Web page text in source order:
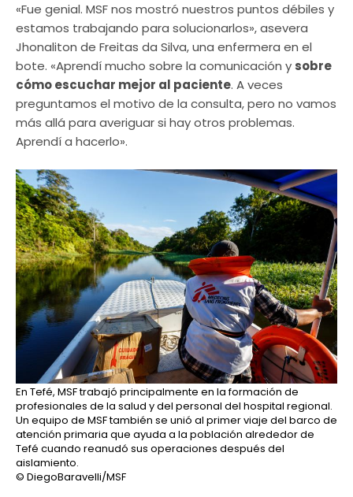
«Fue genial. MSF nos mostró nuestros puntos débiles y
estamos trabajando para solucionarlos», asevera
Jhonaliton de Freitas da Silva, una enfermera en el
bote. «Aprendí mucho sobre la comunicación y sobre
cómo escuchar mejor al paciente. A veces
preguntamos el motivo de la consulta, pero no vamos
más allá para averiguar si hay otros problemas.
Aprendí a hacerlo».
En Tefé, MSF trabajó principalmente en la formación de
profesionales de la salud y del personal del hospital regional.
Un equipo de MSF también se unió al primer viaje del barco de
atención primaria que ayuda a la población alrededor de
Tefé cuando reanudó sus operaciones después del
aislamiento.
© DiegoBaravelli/MSF